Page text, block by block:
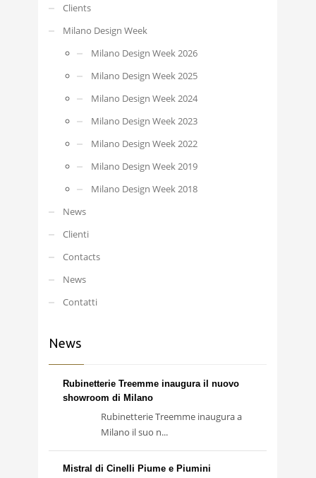
Clients
Milano Design Week
Milano Design Week 2026
Milano Design Week 2025
Milano Design Week 2024
Milano Design Week 2023
Milano Design Week 2022
Milano Design Week 2019
Milano Design Week 2018
News
Clienti
Contacts
News
Contatti
News
Rubinetterie Treemme inaugura il nuovo
showroom di Milano
Rubinetterie Treemme inaugura a
Milano il suo n...
Mistral di Cinelli Piume e Piumini